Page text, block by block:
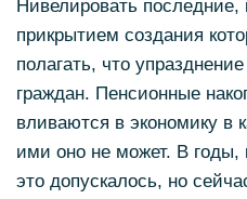
Нивелировать последние,
прикрытием создания
полагать, что
граждан. Пенсионные
вливаются в экономику в
ими оно не может. В годы,
это допускалось, но